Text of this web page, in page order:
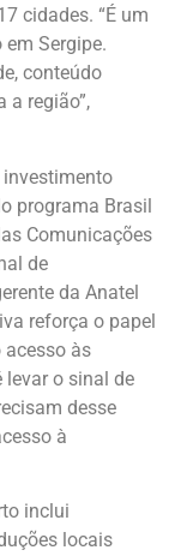
cidades. “É um
Sergipe.
conteúdo
a região”,
programa Brasil
Comunicações
de
da Anatel
reforça o papel
às
levar o sinal de
desse
à
inclui
locais